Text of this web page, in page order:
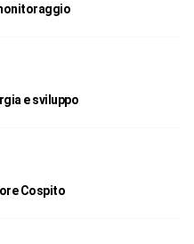
e sviluppo
Cospito